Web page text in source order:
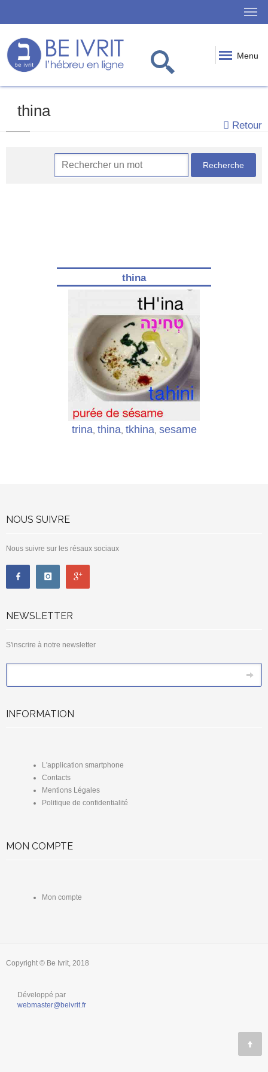
Menu
thina
Retour
thina
trina thina tkhina sesame
NOUS SUIVRE
Nous suivre sur les résaux sociaux
NEWSLETTER
S'inscrire à notre newsletter
INFORMATION
L'application smartphone
Contacts
Mentions Légales
Politique de confidentialité
MON COMPTE
Mon compte
Copyright © Be Ivrit, 2018
Développé par
webmaster@beivrit.fr